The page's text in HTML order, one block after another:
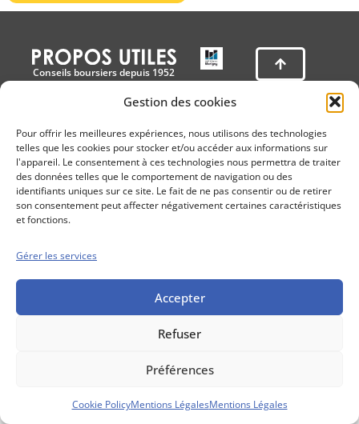
Gestion des cookies
Pour offrir les meilleures expériences, nous utilisons des technologies
telles que les cookies pour stocker et/ou accéder aux informations sur
l'appareil. Le consentement à ces technologies nous permettra de traiter
des données telles que le comportement de navigation ou des
identifiants uniques sur ce site. Le fait de ne pas consentir ou de retirer
son consentement peut affecter négativement certaines caractéristiques
et fonctions.
Gérer les services
Accepter
Refuser
Préférences
Cookie PolicyMentions LégalesMentions Légales
Conseils boursiers depuis 1952
une publication
Marigny
Mentions Légales
Politique cookie
Conditions générales de vente